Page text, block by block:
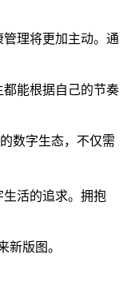
理将更加主动。通
能根据自己的节奏
数字生态，不仅需
生活的追求。拥抱
版图。